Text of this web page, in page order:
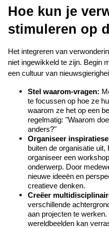
Hoe kun je
stimuleren op
Het integreren van
niet ingewikkeld te zijn. Begin
een cultuur van
Stel waarom-vragen:
te focussen op hoe ze
waarom ze het op een
regelmatig: "Waarom
anders?"
Organiseer
buiten de organisatie
organiseer een
onderwerp. Door
nieuwe ideeën en
creatieve denken.
Creëer
verschillende
aan projecten te
wereldbeelden kan